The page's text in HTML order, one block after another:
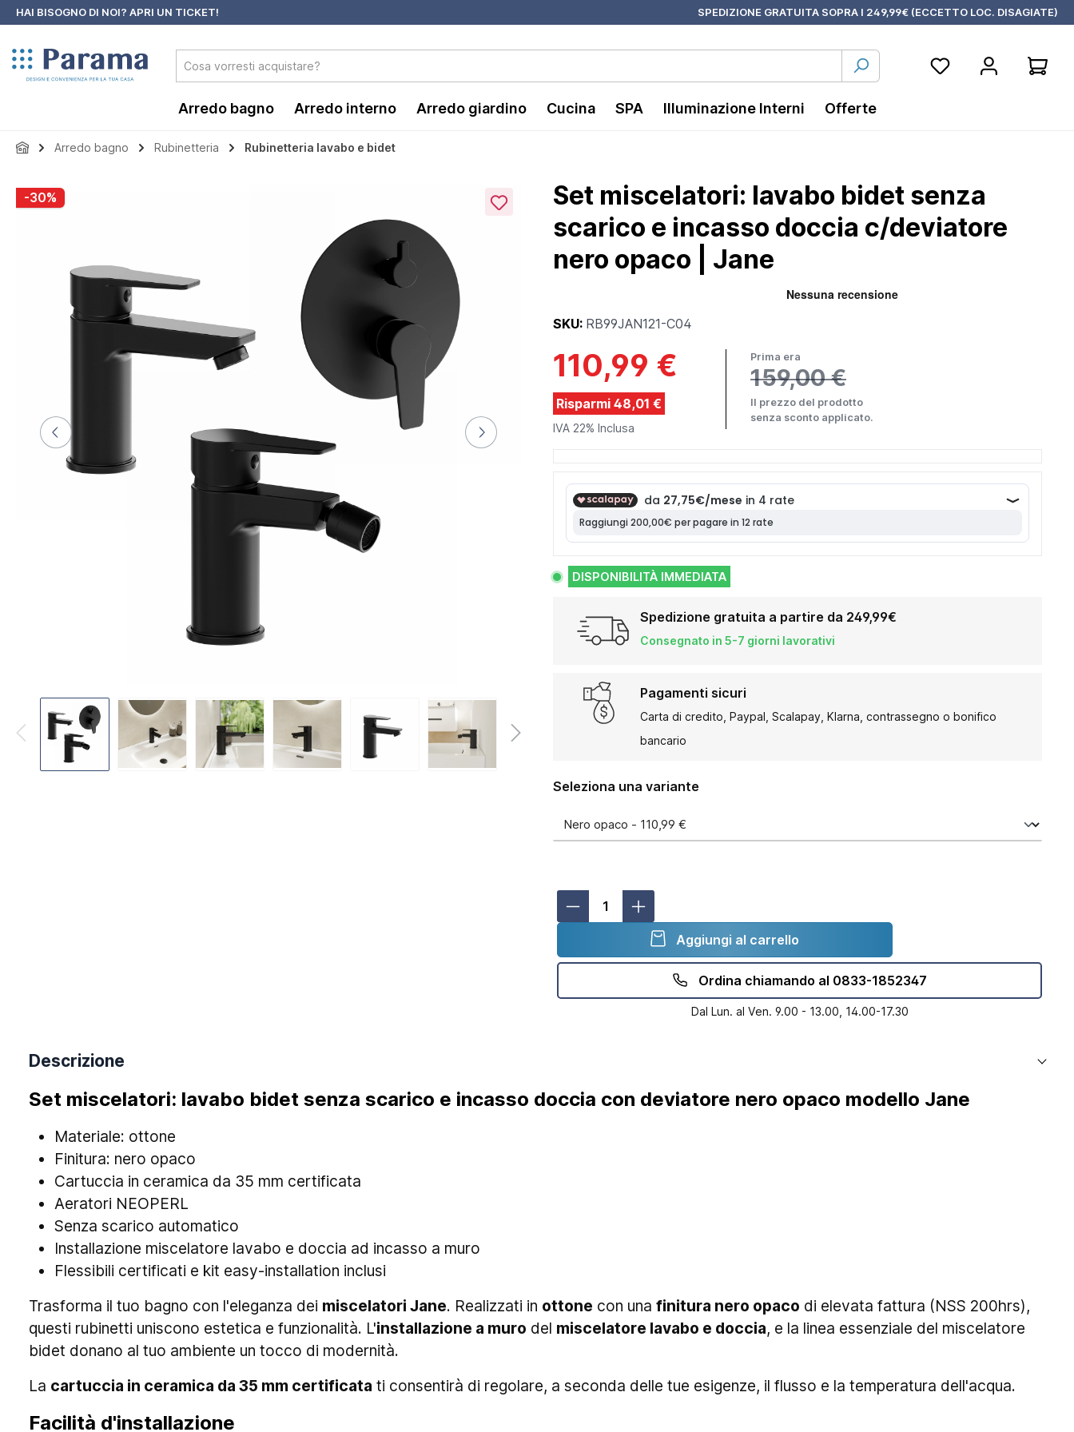
Passa alla navigazione principale
HAI BISOGNO DI NOI? APRI UN TICKET! SPEDIZIONE GRATUITA SOPRA I 249,99€ (ECCETTO LOC. DISAGIATE)
Arredo bagno Arredo interno Arredo giardino Cucina SPA Illuminazione Interni Offerte
Arredo bagno Rubinetteria Rubinetteria lavabo e bidet
Salta la galleria di immagini
-30%
Set miscelatori: lavabo bidet senza
scarico e incasso doccia c/deviatore
nero opaco | Jane
SKU: RB99JAN121-C04
110,99 €
Risparmi 48,01 €
Prima era
159,00 €
Il prezzo del prodotto
senza sconto applicato.
IVA 22% Inclusa
DISPONIBILITÀ IMMEDIATA
Spedizione gratuita a partire da 249,99€
Consegnato in 5-7 giorni lavorativi
Pagamenti sicuri
Carta di credito, Paypal, Scalapay, Klarna, contrassegno o bonifico
bancario
Seleziona una variante
Aggiungi al carrello
Ordina chiamando al 0833-1852347
Dal Lun. al Ven. 9.00 - 13.00, 14.00-17.30
Descrizione
Set miscelatori: lavabo bidet senza scarico e incasso doccia con deviatore nero opaco modello Jane
Materiale: ottone
Finitura: nero opaco
Cartuccia in ceramica da 35 mm certificata
Aeratori NEOPERL
Senza scarico automatico
Installazione miscelatore lavabo e doccia ad incasso a muro
Flessibili certificati e kit easy-installation inclusi
Trasforma il tuo bagno con l'eleganza dei miscelatori Jane. Realizzati in ottone con una finitura nero opaco di elevata fattura (NSS 200hrs),
questi rubinetti uniscono estetica e funzionalità. L'installazione a muro del miscelatore lavabo e doccia, e la linea essenziale del miscelatore
bidet donano al tuo ambiente un tocco di modernità.
La cartuccia in ceramica da 35 mm certificata ti consentirà di regolare, a seconda delle tue esigenze, il flusso e la temperatura dell'acqua.
Facilità d'installazione